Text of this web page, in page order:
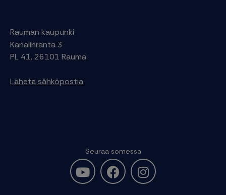
Rauman kaupunki
Kanalinranta 3
PL 41, 26101 Rauma
Lähetä sähköpostia
Seuraa somessa